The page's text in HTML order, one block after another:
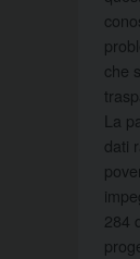
che
La
dati
284